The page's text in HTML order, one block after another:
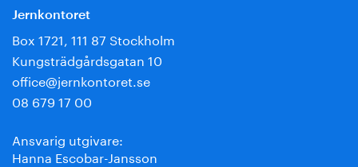
Jernkontoret
Box 1721, 111 87 Stockholm
Kungsträdgårdsgatan 10
office@jernkontoret.se
08 679 17 00
Ansvarig utgivare:
Hanna Escobar-Jansson